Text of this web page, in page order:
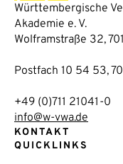
Württembergische
Akademie e. V.
Wolframstraße 32,
Postfach 10 54 53,
+49 (0)711 21041-0
info@w-vwa.de
KONTAKT
QUICKLINKS